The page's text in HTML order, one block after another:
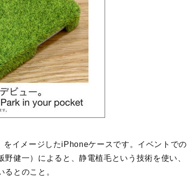
イメージしたiPhoneケースです。イベントでの
健一）によると、静電植毛という技術を使い、
とのこと。